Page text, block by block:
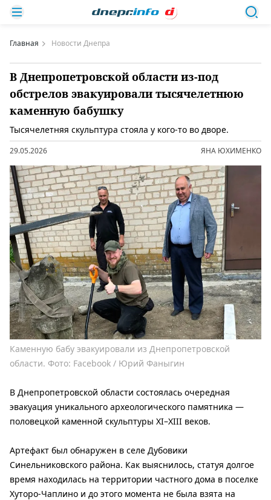
Главная Новости Днепра
В Днепропетровской области из-под
обстрелов эвакуировали тысячелетнюю
каменную бабушку
Тысячелетняя скульптура стояла у кого-то во дворе.
29.05.2026 ЯНА ЮХИМЕНКО
Каменную бабу эвакуировали из Днепропетровской
области. Фото: Facebook / Юрий Фаныгин
В Днепропетровской области состоялась очередная
эвакуация уникального археологического памятника —
половецкой каменной скульптуры XI–XIII веков.
Артефакт был обнаружен в селе Дубовики
Синельниковского района. Как выяснилось, статуя долгое
время находилась на территории частного дома в поселке
Хуторо-Чаплино и до этого момента не была взята на